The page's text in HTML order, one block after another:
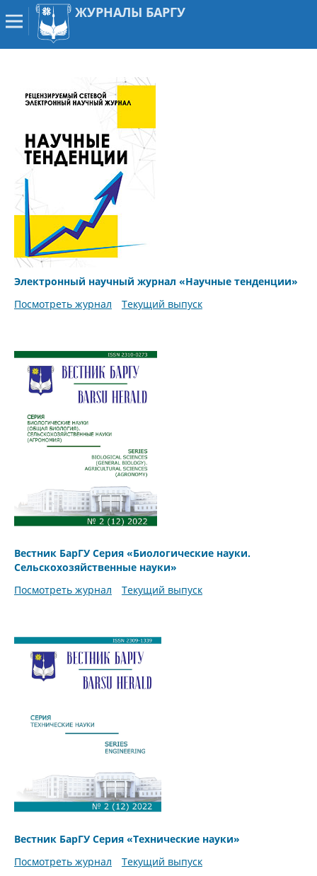
ЖУРНАЛЫ БАРГУ
Электронный научный журнал «Научные тенденции»
Посмотреть журнал
Текущий выпуск
Вестник БарГУ Серия «Биологические науки.
Сельскохозяйственные науки»
Посмотреть журнал
Текущий выпуск
Вестник БарГУ Серия «Технические науки»
Посмотреть журнал
Текущий выпуск